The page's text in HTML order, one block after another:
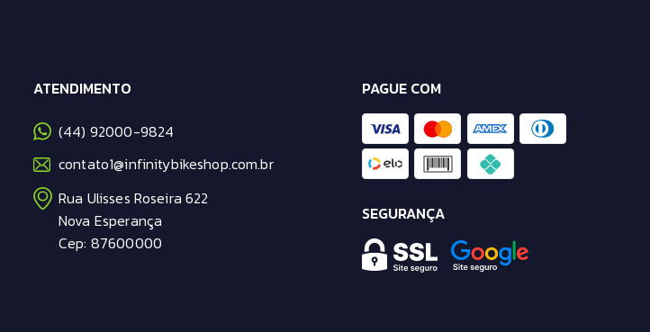
ATENDIMENTO
(44) 92000-9824
contato1@infinitybikeshop.com.br
Rua Ulisses Roseira 622
Nova Esperança
Cep: 87600000
PAGUE COM
SEGURANÇA